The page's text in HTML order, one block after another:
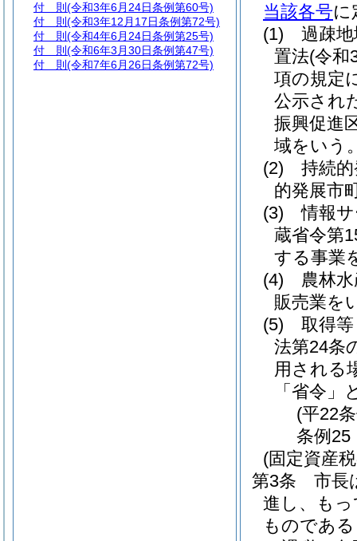
当該各号に
(1)
過疎
置法(令和
項の規定
公示され
振興促進
域をいう
(2)
持続
的発展市
(3)
情報
蔵省令第
する事業
(4)
農林
販売業を
(5)
取得
法第24条
用される
「省令」
(平22
条例25
(固定資産
第3条
市長
進し、も
ものであ
付 則 (令和3年6月24日条例第60号)
付 則 (令和3年12月17日条例第72号)
付 則 (令和4年6月24日条例第25号)
付 則 (令和6年3月30日条例第47号)
付 則 (令和7年6月26日条例第72号)